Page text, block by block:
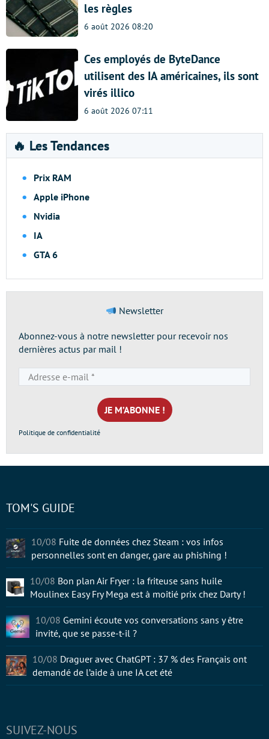
les règles
6 août 2026 08:20
Ces employés de ByteDance
utilisent des IA américaines, ils sont
virés illico
6 août 2026 07:11
🔥 Les Tendances
Prix RAM
Apple iPhone
Nvidia
IA
GTA 6
Newsletter
Abonnez-vous à notre newsletter pour recevoir nos
dernières actus par mail !
e-
mail
*
Politique de confidentialité
SUIVEZ-NOUS
TOM'S GUIDE
10/08 Fuite de données chez Steam : vos infos
personnelles sont en danger, gare au phishing !
10/08 Bon plan Air Fryer : la friteuse sans huile
Moulinex Easy Fry Mega est à moitié prix chez Darty !
10/08 Gemini écoute vos conversations sans y être
invité, que se passe-t-il ?
10/08 Draguer avec ChatGPT : 37 % des Français ont
demandé de l’aide à une IA cet été